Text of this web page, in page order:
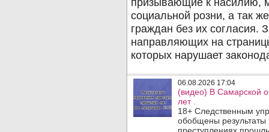
06.08.2026 17:04
(видео) В Самарской
лет .
18+ Следственным
обобщены результаты